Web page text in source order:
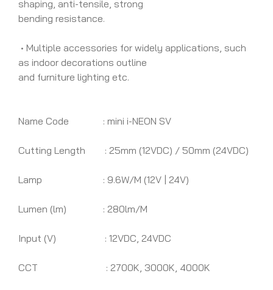
shaping, anti-tensile, strong
bending resistance.
• Multiple accessories for widely applications, such
as indoor decorations outline
and furniture lighting etc.
Name Code : mini i-NEON SV
Cutting Length : 25mm (12VDC) / 50mm (24VDC)
Lamp : 9.6W/M (12V | 24V)
Lumen (lm) : 280lm/M
Input (V) : 12VDC, 24VDC
CCT : 2700K, 3000K, 4000K